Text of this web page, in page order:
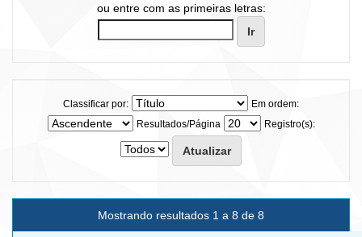
ou entre com as primeiras letras:
Classificar por:
Em ordem:
Resultados/Página
Registro(s):
Mostrando resultados 1 a 8 de 8